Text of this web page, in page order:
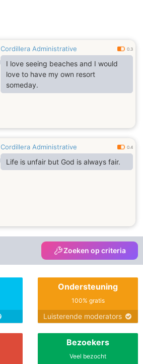
Cordillera Administrative 0.3
I love seeing beaches and I would
love to have my own resort
someday.
Cordillera Administrative 0.4
Life is unfair but God is always fair.
Zoeken op criteria
Ondersteuning
100% gratis
Luisterende moderators
Bezoekers
Veel bezocht